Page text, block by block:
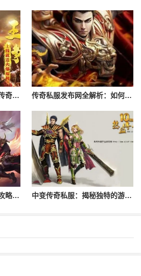
经典与现代的碰撞：热血传奇私服深度解读 传奇私服发布网全解析：如何选择优质私服
传奇私服热潮再现：玩家攻略与玩法揭秘 中变传奇私服：揭秘独特的游戏玩法与特色